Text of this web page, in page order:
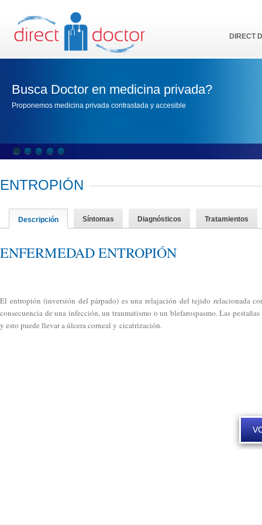
DIRECT
Busca Doctor en medicina privada?
Proponemos medicina privada contrastada y accesible
ENTROPIÓN
Descripción Síntomas Diagnósticos Tratamientos
ENFERMEDAD ENTROPIÓN
El entropión (inversión del párpado) es una relajación del tejido relacionada
consecuencia de una infección, un traumatismo o un blefarospasmo. Las
y esto puede llevar a úlcera corneal y cicatrización.